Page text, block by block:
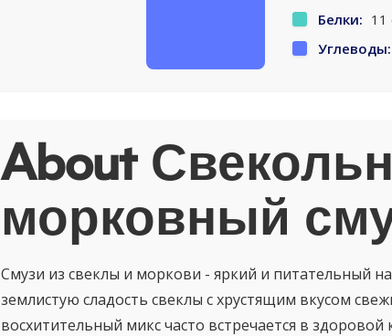
Белки: 11
Углеводы:
About
морковный
Смузи из свеклы и моркови - яркий и питательный
землистую сладость свеклы с хрустящим вкусом
восхитительный микс часто встречается в